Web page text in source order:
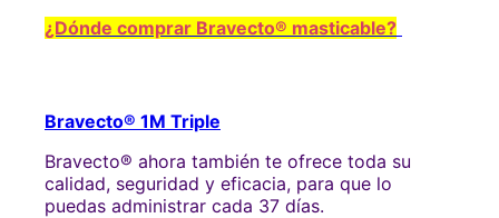
¿Dónde comprar Bravecto® masticable?
Bravecto® 1M Triple
Bravecto® ahora también te ofrece toda su
calidad, seguridad y eficacia, para que lo
puedas administrar cada 37 días.